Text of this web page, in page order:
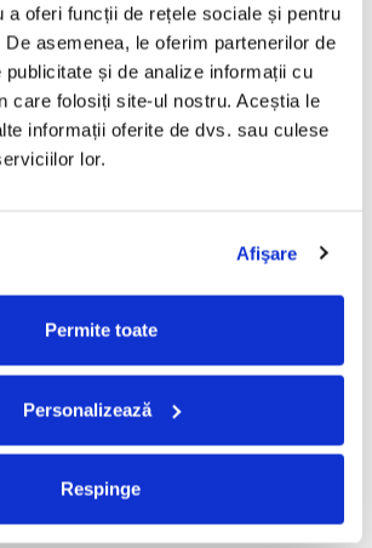
a oferi funcții de rețele sociale și pentru
asemenea, le oferim partenerilor de
publicitate și de analize informații cu
care folosiți site-ul nostru. Aceștia le
informații oferite de dvs. sau culese
lor.
Afişare
Permite toate
Personalizează
Respinge
20:36
Stage & Screen
Metal, Music Video, Space Rock, Progressive
produs
ALTERNATIVE
(Original
COS
Hans Zimmer - The World
Of Hans Zimmer (A
ADAUGA IN COS